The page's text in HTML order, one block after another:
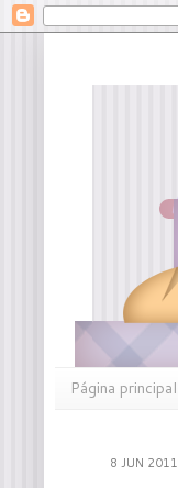
Página principal
8 JUN 2011